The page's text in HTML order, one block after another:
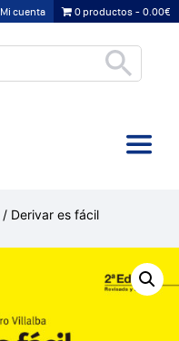
Mi cuenta 0 productos 0.00€
/ Derivar es fácil